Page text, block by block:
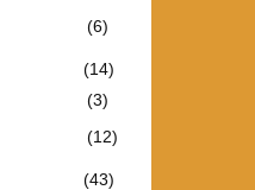
(6)
(14)
(3)
(12)
(43)